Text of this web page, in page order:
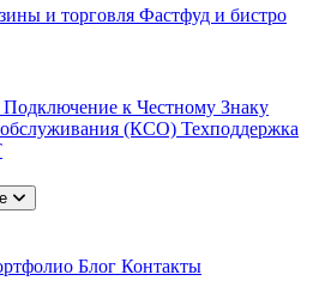
и торговля Фастфуд и бистро
Подключение к Честному Знаку
(КСО) Техподдержка
Блог Контакты